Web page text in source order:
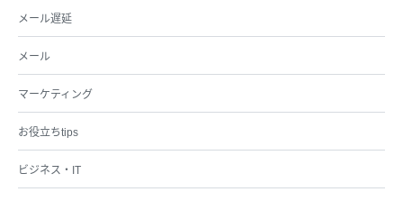
メール遅延
メール
マーケティング
お役立ちtips
ビジネス・IT